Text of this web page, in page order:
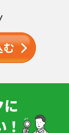
様)
ソニア S1a 077/070
ジ
￥7,100
ガラルヤドキングV
S5a 080/070 SR